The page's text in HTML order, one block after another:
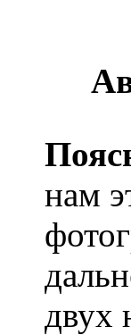
нам
двух